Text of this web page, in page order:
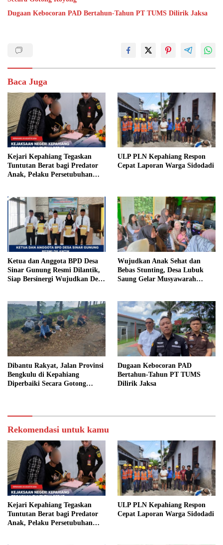
Dugaan Kebocoran PAD Bertahun-Tahun PT TUMS Dilirik Jaksa
Baca Juga
Kejari Kepahiang Tegaskan
Tuntutan Berat bagi Predator
Anak, Pelaku Persetubuhan
Penjara
ULP PLN Kepahiang Respon
Cepat Laporan Warga Sidodadi
Ketua dan Anggota BPD Desa
Sinar Gunung Resmi Dilantik,
Siap Bersinergi Wujudkan Desa
Wujudkan Anak Sehat dan
Bebas Stunting, Desa Lubuk
Saung Gelar Musyawarah
Dibantu Rakyat, Jalan Provinsi
Bengkulu di Kepahiang
Diperbaiki Secara Gotong
Dugaan Kebocoran PAD
Bertahun-Tahun PT TUMS
Dilirik Jaksa
Rekomendasi untuk kamu
Kejari Kepahiang Tegaskan
Tuntutan Berat bagi Predator
Anak, Pelaku Persetubuhan
ULP PLN Kepahiang Respon
Cepat Laporan Warga Sidodadi